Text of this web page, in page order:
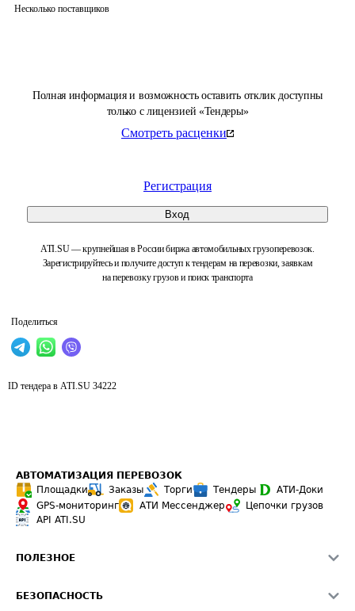
Полная информация и возможность оставить отклик доступны
только с лицензией «Тендеры»
Смотреть расценки
Регистрация
Вход
ATI.SU — крупнейшая в России биржа автомобильных грузоперевозок.
Зарегистрируйтесь и получите доступ к тендерам на перевозки, заявкам
на перевозку грузов и поиск транспорта
Поделиться
Несколько поставщиков
ID тендера в ATI.SU 34222
АВТОМАТИЗАЦИЯ ПЕРЕВОЗОК
Площадки
Заказы Торги Тендеры
АТИ-Доки
GPS-мониторинг
АТИ Мессенджер
Цепочки грузов
API ATI.SU
ПОЛЕЗНОЕ
БЕЗОПАСНОСТЬ